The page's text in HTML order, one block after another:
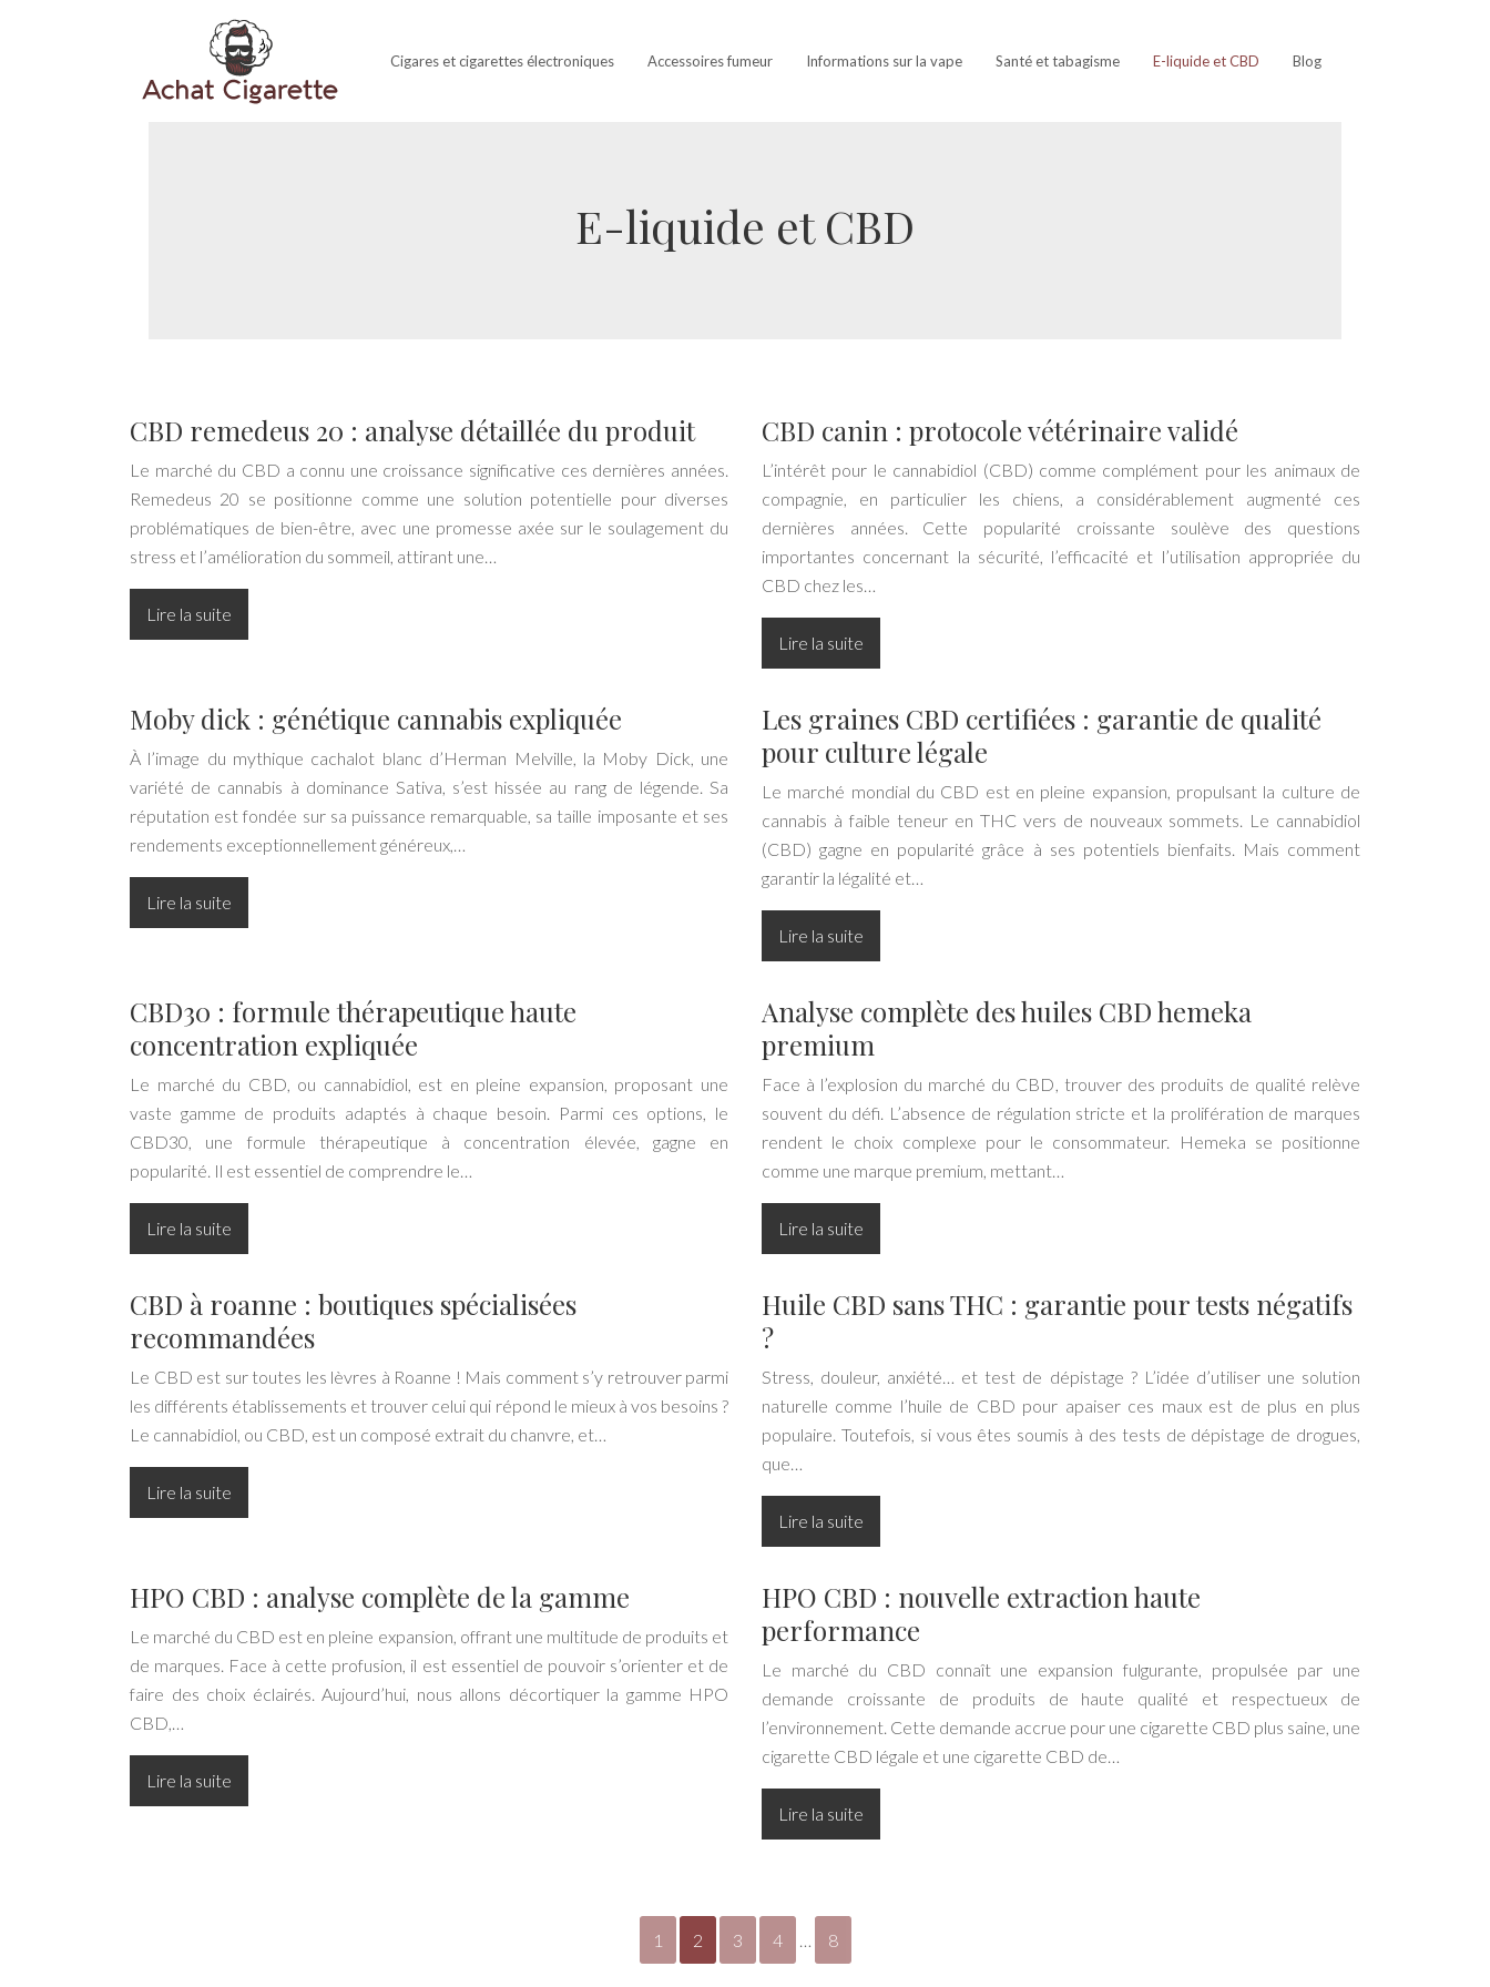
Cigares et cigarettes électroniques Accessoires fumeur Informations sur la vape Santé et tabagisme E-liquide et CBD Blog
E-liquide et CBD
CBD remedeus 20 : analyse détaillée du produit
Le marché du CBD a connu une croissance significative ces dernières années.
Remedeus 20 se positionne comme une solution potentielle pour diverses
problématiques de bien-être, avec une promesse axée sur le soulagement du
stress et l’amélioration du sommeil, attirant une…
Lire la suite
CBD canin : protocole vétérinaire validé
L’intérêt pour le cannabidiol (CBD) comme complément pour les animaux de
compagnie, en particulier les chiens, a considérablement augmenté ces
dernières années. Cette popularité croissante soulève des questions
importantes concernant la sécurité, l’efficacité et l’utilisation appropriée du
CBD chez les…
Lire la suite
Moby dick : génétique cannabis expliquée
À l’image du mythique cachalot blanc d’Herman Melville, la Moby Dick, une
variété de cannabis à dominance Sativa, s’est hissée au rang de légende. Sa
réputation est fondée sur sa puissance remarquable, sa taille imposante et ses
rendements exceptionnellement généreux,…
Lire la suite
Les graines CBD certifiées : garantie de qualité
pour culture légale
Le marché mondial du CBD est en pleine expansion, propulsant la culture de
cannabis à faible teneur en THC vers de nouveaux sommets. Le cannabidiol
(CBD) gagne en popularité grâce à ses potentiels bienfaits. Mais comment
garantir la légalité et…
Lire la suite
CBD30 : formule thérapeutique haute
concentration expliquée
Le marché du CBD, ou cannabidiol, est en pleine expansion, proposant une
vaste gamme de produits adaptés à chaque besoin. Parmi ces options, le
CBD30, une formule thérapeutique à concentration élevée, gagne en
popularité. Il est essentiel de comprendre le…
Lire la suite
Analyse complète des huiles CBD hemeka
premium
Face à l’explosion du marché du CBD, trouver des produits de qualité relève
souvent du défi. L’absence de régulation stricte et la prolifération de marques
rendent le choix complexe pour le consommateur. Hemeka se positionne
comme une marque premium, mettant…
Lire la suite
CBD à roanne : boutiques spécialisées
recommandées
Le CBD est sur toutes les lèvres à Roanne ! Mais comment s’y retrouver parmi
les différents établissements et trouver celui qui répond le mieux à vos besoins ?
Le cannabidiol, ou CBD, est un composé extrait du chanvre, et…
Lire la suite
Huile CBD sans THC : garantie pour tests négatifs
?
Stress, douleur, anxiété… et test de dépistage ? L’idée d’utiliser une solution
naturelle comme l’huile de CBD pour apaiser ces maux est de plus en plus
populaire. Toutefois, si vous êtes soumis à des tests de dépistage de drogues,
que…
Lire la suite
HPO CBD : analyse complète de la gamme
Le marché du CBD est en pleine expansion, offrant une multitude de produits et
de marques. Face à cette profusion, il est essentiel de pouvoir s’orienter et de
faire des choix éclairés. Aujourd’hui, nous allons décortiquer la gamme HPO
CBD,…
Lire la suite
HPO CBD : nouvelle extraction haute
performance
Le marché du CBD connaît une expansion fulgurante, propulsée par une
demande croissante de produits de haute qualité et respectueux de
l’environnement. Cette demande accrue pour une cigarette CBD plus saine, une
cigarette CBD légale et une cigarette CBD de…
Lire la suite
1 2 3 4 … 8